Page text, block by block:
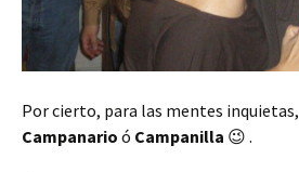
Por cierto, para las mentes inquietas,
Campanario ó Campanilla 😉 .